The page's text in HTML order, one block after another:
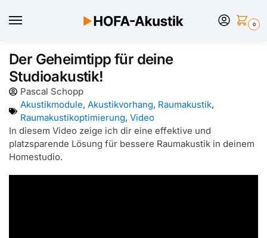
0
Der Geheimtipp für deine
Studioakustik!
Pascal Schopp
Akustikmodule, Akustikvorhang, Raumakustik,
Raumakustikoptimierung, Video
In diesem Video zeige ich dir eine effektive und
platzsparende Lösung für bessere Raumakustik in deinem
Homestudio.